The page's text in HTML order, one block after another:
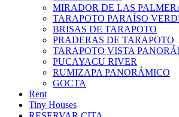
MIRADOR DE LAS
TARAPOTO PARAÍSO
BRISAS DE TARAPOTO
PRADERAS DE TARAPOTO
TARAPOTO VISTA
PUCAYACU RIVER
RUMIZAPA PANORÁMICO
GOCTA
Rent
Tiny Houses